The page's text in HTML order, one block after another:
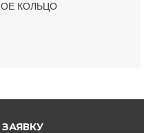
КОЛЬЦО